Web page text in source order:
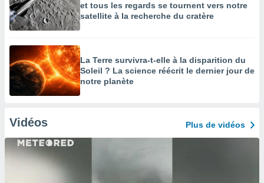
et tous les regards se tournent vers notre
satellite à la recherche du cratère
La Terre survivra-t-elle à la disparition du
Soleil ? La science réécrit le dernier jour de
notre planète
Vidéos Plus de vidéos